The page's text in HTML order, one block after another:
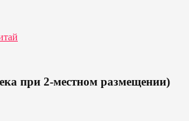
при 2-местном размещении)